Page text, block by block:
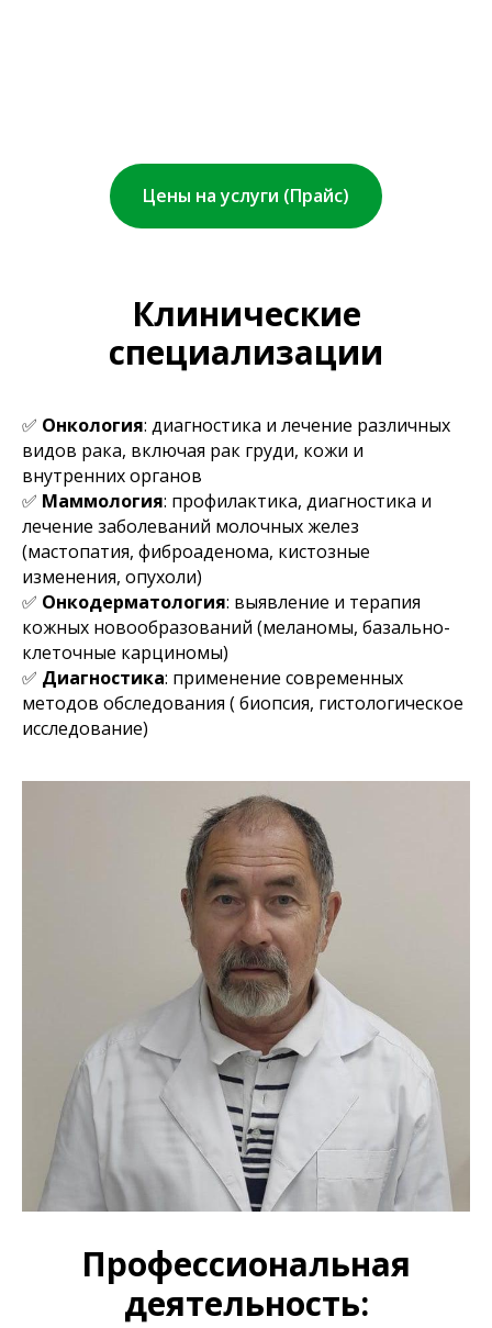
Цены на услуги (Прайс)
Клинические
специализации
✅ Онкология: диагностика и лечение различных
видов рака, включая рак груди, кожи и
внутренних органов
✅ Маммология: профилактика, диагностика и
лечение заболеваний молочных желез
(мастопатия, фиброаденома, кистозные
изменения, опухоли)
✅ Онкодерматология: выявление и терапия
кожных новообразований (меланомы, базально-
клеточные карциномы)
✅ Диагностика: применение современных
методов обследования ( биопсия, гистологическое
исследование)
Профессиональная
деятельность: